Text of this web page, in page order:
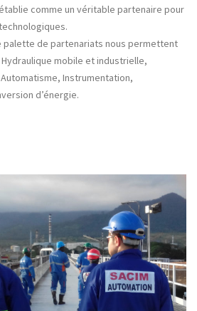
établie comme un véritable partenaire pour
de partenariats nous permettent
mobile et industrielle,
Instrumentation,
d’énergie.